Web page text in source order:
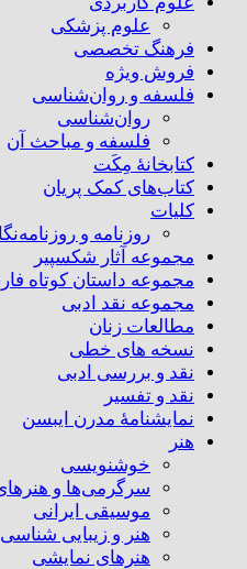
علوم پزشکی
فرهنگ تخصصی
فروش ویژه
فلسفه و روان‌شناسی
روان‌شناسی
فلسفه و مباحث آن
کتابخانۀ مِکَت
کتاب‌های کمک پریان
کلیات
روزنامه و
مجموعه آثار شکسپیر
مجموعه داستان کوتاه
مجموعه نقد ادبی
مطالعات زنان
نسخه های خطی
نقد و بررسی ادبی
نقد و تفسیر
نمایشنامۀ مدرن ایبسن
هنر
خوشنویسی
سرگرمی‌ها و
موسیقی ایرانی
هنر و زیبایی شناسی
هنر‌های نمایشی